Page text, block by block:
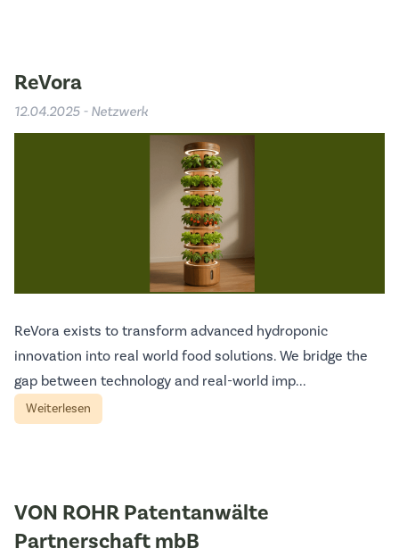
ReVora
12.04.2025 - Netzwerk
ReVora exists to transform advanced hydroponic
innovation into real world food solutions. We bridge the
gap between technology and real-world imp...
Weiterlesen
VON ROHR Patentanwälte
Partnerschaft mbB